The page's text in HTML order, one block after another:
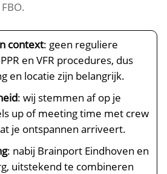
context: geen reguliere
en VFR procedures, dus
en locatie zijn belangrijk.
: wij stemmen af op je
up of meeting time met crew
je ontspannen arriveert.
: nabij Brainport Eindhoven en
uitstekend te combineren